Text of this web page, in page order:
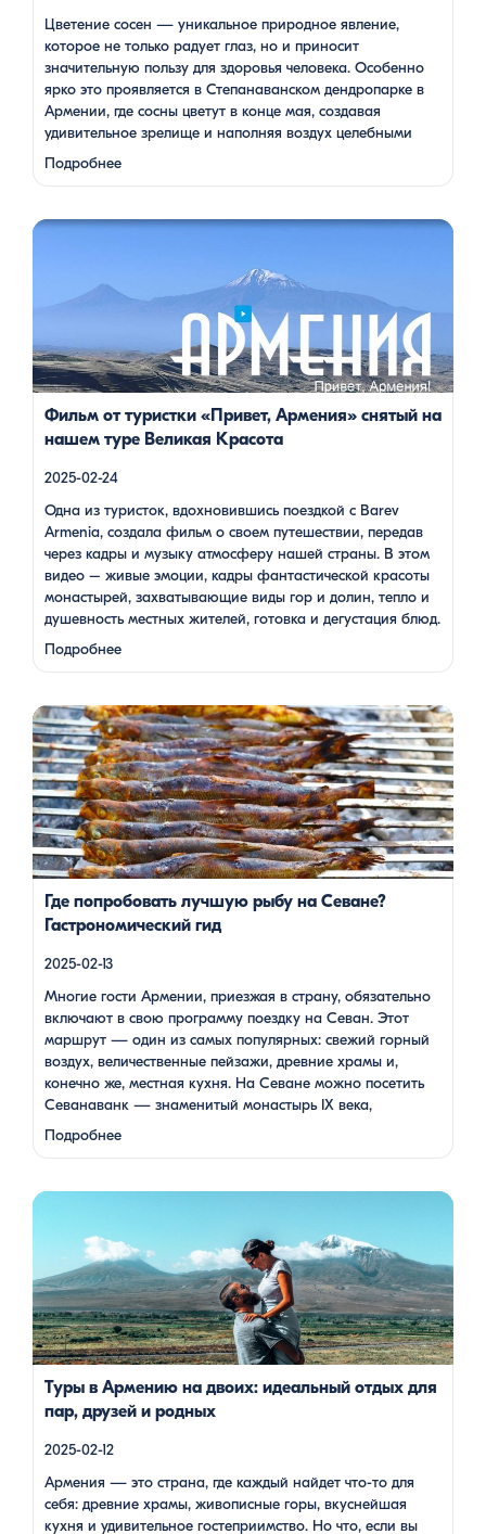
Цветение сосен — уникальное природное явление,
которое не только радует глаз, но и приносит
значительную пользу для здоровья человека. Особенно
ярко это проявляется в Степанаванском дендропарке в
Армении, где сосны цветут в конце мая, создавая
удивительное зрелище и наполняя воздух целебными
веществами.
Лорийской области Степанаванский дендропарк, также
Подробнее
Одна из туристок, вдохновившись поездкой с Barev Armenia,
музыку атмосферу нашей страны. В этом видео – живые
эмоции, кадры фантастической красоты монастырей,
захватывающие виды гор и долин, тепло и душевность
местных жителей, готовка и дегустация блюд. Путешествие
под завораживающие мелодии дудука Дживана Гаспаряна
стало настоящим погружением […]
Фильм от туристки «Привет, Армения» снятый на
нашем туре Великая Красота
2025-02-24
Одна из туристок, вдохновившись поездкой с Barev
Armenia, создала фильм о своем путешествии, передав
через кадры и музыку атмосферу нашей страны. В этом
видео – живые эмоции, кадры фантастической красоты
монастырей, захватывающие виды гор и долин, тепло и
душевность местных жителей, готовка и дегустация блюд.
Путешествие под завораживающие мелодии дудука
Дживана Гаспаряна стало настоящим погружением …
Подробнее
Многие гости Армении, приезжая в страну, обязательно
включают в свою программу поездку на Севан. Этот
маршрут — один из самых популярных: свежий горный
воздух, величественные пейзажи, древние храмы и, конечно
же, местная кухня. На Севане можно посетить Севанаванк
— знаменитый монастырь IX века, расположенный на
полуострове, а также Айраванк, который менее известен, но
не менее […]
Где попробовать лучшую рыбу на Севане?
Гастрономический гид
2025-02-13
Многие гости Армении, приезжая в страну, обязательно
включают в свою программу поездку на Севан. Этот
маршрут — один из самых популярных: свежий горный
воздух, величественные пейзажи, древние храмы и,
конечно же, местная кухня. На Севане можно посетить
Севанаванк — знаменитый монастырь IX века,
расположенный на полуострове, а также Айраванк,
который менее известен, но не менее …
Подробнее
Армения — это страна, где каждый найдет что-то для себя:
удивительное гостеприимство. Но что, если вы планируете
путешествие вдвоем? Мы подготовили туры, которые
подойдут для всех случаев — будь вы друзьями, подругами,
родителями с детьми, молодой парой или супругами в
возрасте. Какой тур выбрать для путешествия вдвоем? 1. […]
Туры в Армению на двоих: идеальный отдых для
пар, друзей и родных
2025-02-12
Армения — это страна, где каждый найдет что-то для
себя: древние храмы, живописные горы, вкуснейшая
кухня и удивительное гостеприимство. Но что, если вы